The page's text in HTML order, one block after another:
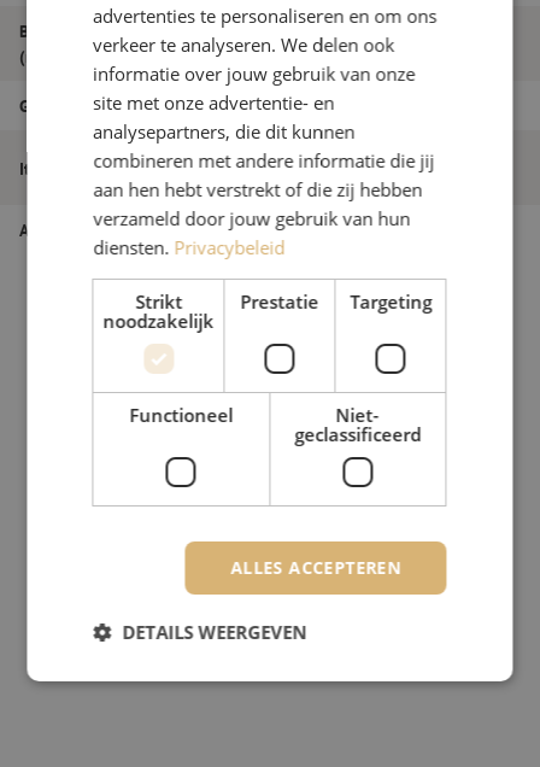
Buitendiameter
(mm)
1.8
Grade B
Itemnaam
Patchkabel duplex SM, LC/PC-LC/PC,
1.8mm, 25m
Artikelnummer M20000271
advertenties te personaliseren en om ons
verkeer te analyseren. We delen ook
informatie over jouw gebruik van onze
site met onze advertentie- en
analysepartners, die dit kunnen
combineren met andere informatie die jij
aan hen hebt verstrekt of die zij hebben
verzameld door jouw gebruik van hun
diensten. Privacybeleid
Strikt
noodzakelijk
Prestatie Targeting
Functioneel
Niet-
geclassificeerd
ALLES ACCEPTEREN
DETAILS WEERGEVEN